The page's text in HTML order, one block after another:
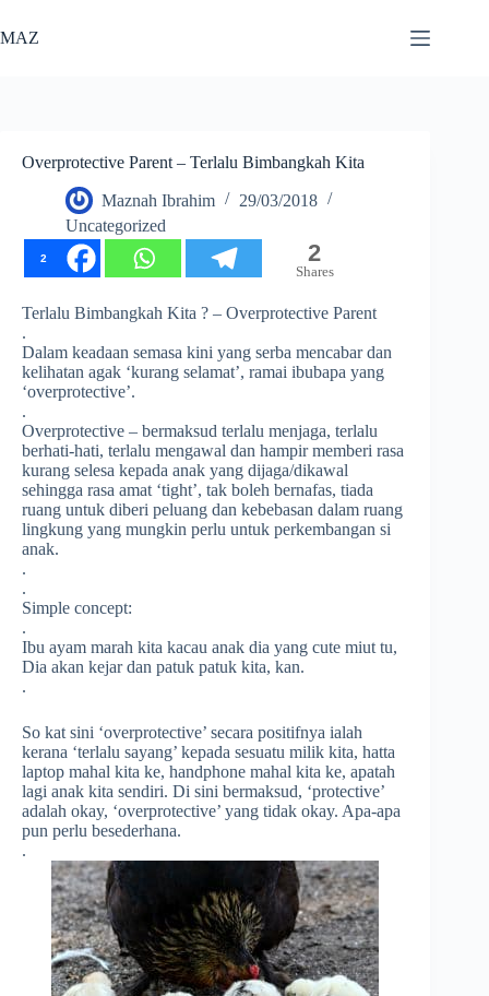
to
content
MAZ
Overprotective Parent – Terlalu Bimbangkah Kita
Maznah Ibrahim
29/03/2018
Uncategorized
2 2
Shares
Terlalu Bimbangkah Kita ? – Overprotective Parent
.
Dalam keadaan semasa kini yang serba mencabar dan
kelihatan agak ‘kurang selamat’, ramai ibubapa yang
‘overprotective’.
.
Overprotective – bermaksud terlalu menjaga, terlalu
berhati-hati, terlalu mengawal dan hampir memberi rasa
kurang selesa kepada anak yang dijaga/dikawal
sehingga rasa amat ‘tight’, tak boleh bernafas, tiada
ruang untuk diberi peluang dan kebebasan dalam ruang
lingkung yang mungkin perlu untuk perkembangan si
anak.
.
.
Simple concept:
.
Ibu ayam marah kita kacau anak dia yang cute miut tu,
Dia akan kejar dan patuk patuk kita, kan.
.
So kat sini ‘overprotective’ secara positifnya ialah
kerana ‘terlalu sayang’ kepada sesuatu milik kita, hatta
laptop mahal kita ke, handphone mahal kita ke, apatah
lagi anak kita sendiri. Di sini bermaksud, ‘protective’
adalah okay, ‘overprotective’ yang tidak okay. Apa-apa
pun perlu besederhana.
.